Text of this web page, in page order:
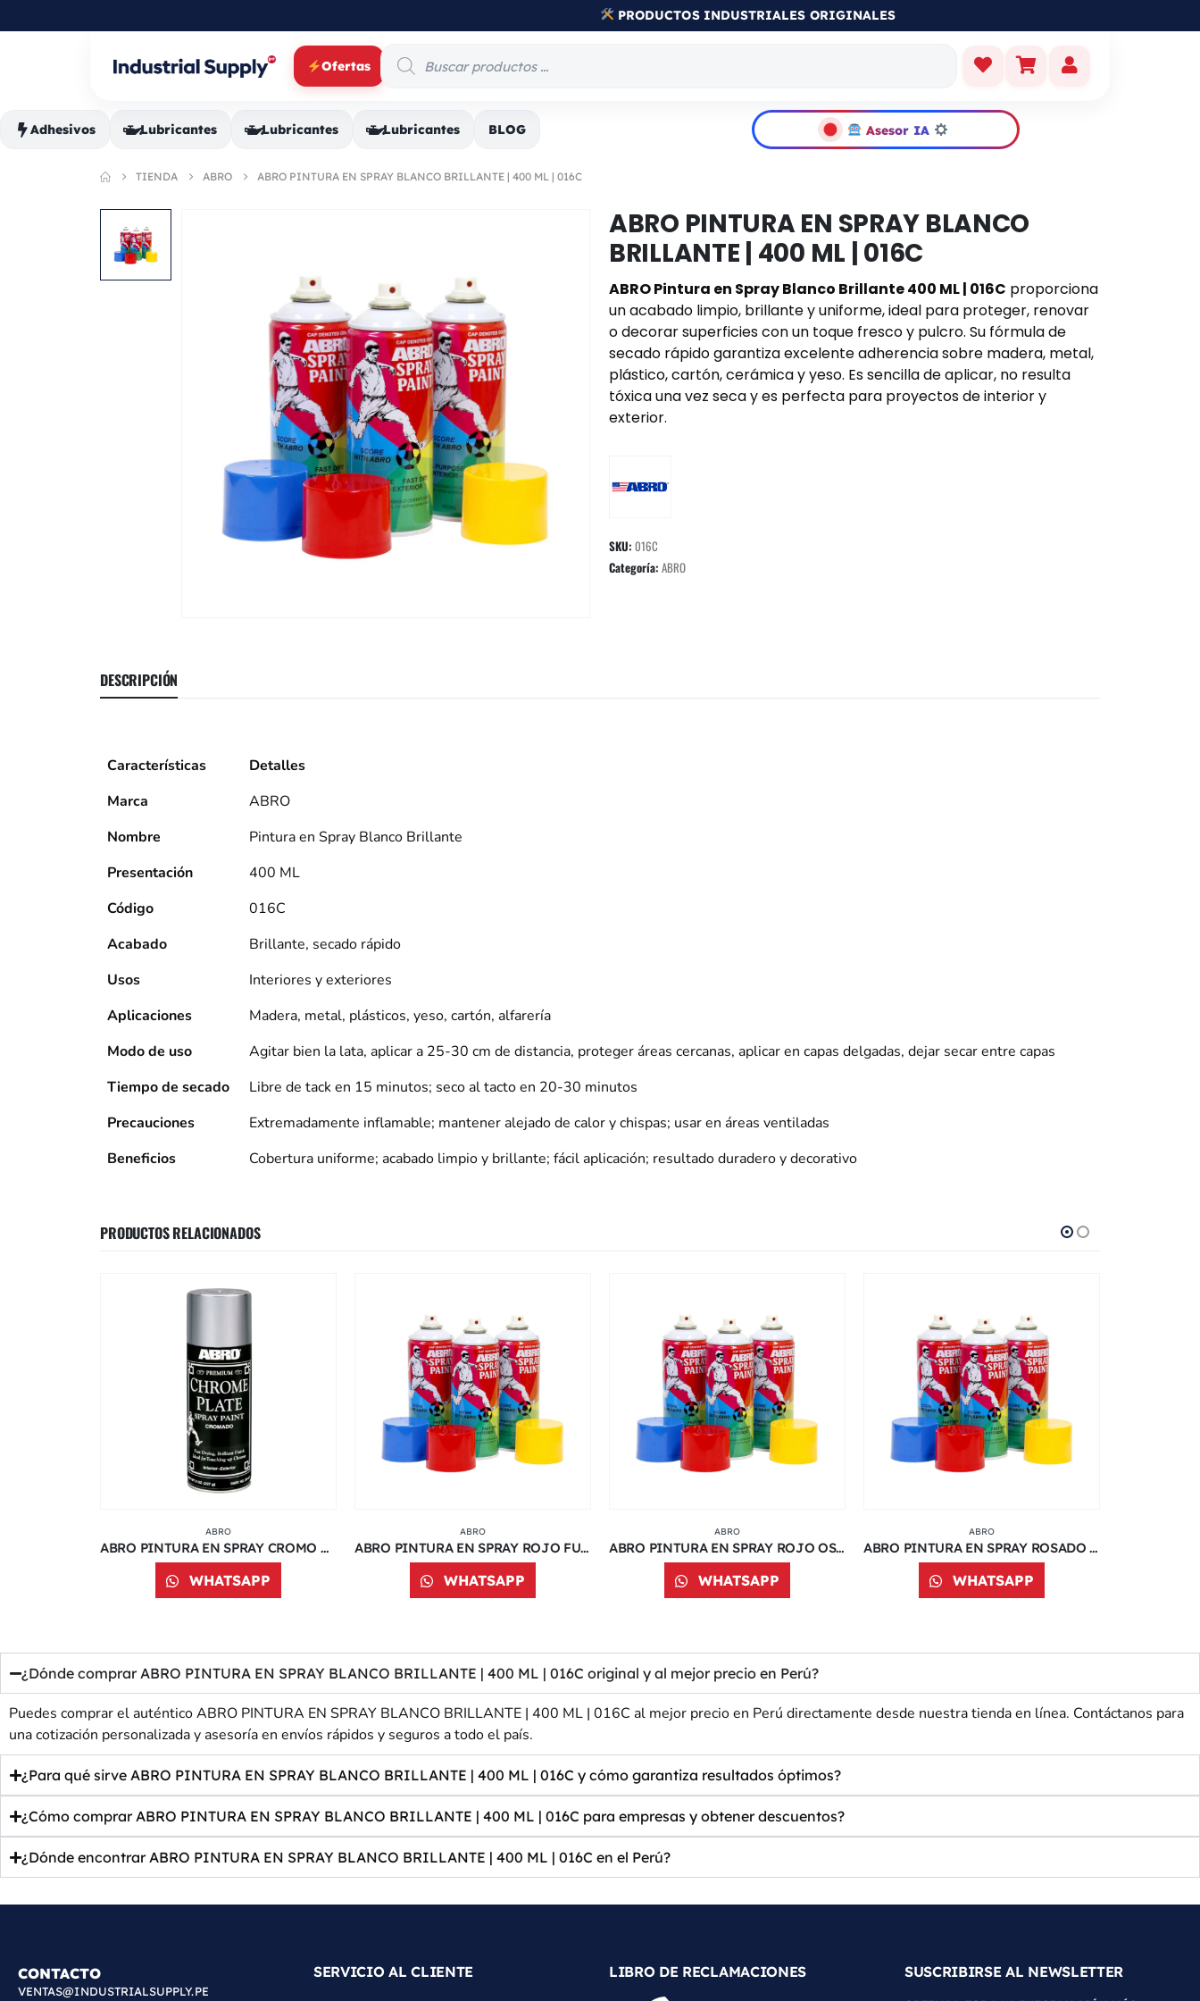
PRODUCTOS INDUSTRIALES ORIGINALES
Ofertas
Adhesivos Lubricantes Lubricantes Lubricantes BLOG Asesor IA
TIENDA ABRO ABRO PINTURA EN SPRAY BLANCO BRILLANTE | 400 ML | 016C
ABRO PINTURA EN SPRAY BLANCO
BRILLANTE | 400 ML | 016C
ABRO Pintura en Spray Blanco Brillante 400 ML | 016C proporciona
un acabado limpio, brillante y uniforme, ideal para proteger, renovar
o decorar superficies con un toque fresco y pulcro. Su fórmula de
secado rápido garantiza excelente adherencia sobre madera, metal,
plástico, cartón, cerámica y yeso. Es sencilla de aplicar, no resulta
tóxica una vez seca y es perfecta para proyectos de interior y
exterior.
SKU: 016C
Categoría: ABRO
DESCRIPCIÓN
Características
Detalles
Marca
ABRO
Nombre
Pintura en Spray Blanco Brillante
Presentación
400 ML
Código
016C
Acabado
Brillante, secado rápido
Usos
Interiores y exteriores
Aplicaciones
Madera, metal, plásticos, yeso, cartón, alfarería
Modo de uso
Agitar bien la lata, aplicar a 25-30 cm de distancia, proteger áreas cercanas, aplicar en capas delgadas, dejar secar entre capas
Tiempo de secado
Libre de tack en 15 minutos; seco al tacto en 20-30 minutos
Precauciones
Extremadamente inflamable; mantener alejado de calor y chispas; usar en áreas ventiladas
Beneficios
Cobertura uniforme; acabado limpio y brillante; fácil aplicación; resultado duradero y decorativo
PRODUCTOS RELACIONADOS
ABRO
ABRO PINTURA EN SPRAY CROMO METÁLICO PREMIUM | 8 OZ | 317C
WHATSAPP
ABRO
ABRO PINTURA EN SPRAY ROJO FUEGO | 400 ML | 073C
WHATSAPP
ABRO
ABRO PINTURA EN SPRAY ROJO OSCURO | 400 ML | 075C
WHATSAPP
ABRO
ABRO PINTURA EN SPRAY ROSADO | 400 ML | 078C
WHATSAPP
¿Dónde comprar ABRO PINTURA EN SPRAY BLANCO BRILLANTE | 400 ML | 016C original y al mejor precio en Perú?
Puedes comprar el auténtico ABRO PINTURA EN SPRAY BLANCO BRILLANTE | 400 ML | 016C al mejor precio en Perú directamente desde nuestra tienda en línea. Contáctanos para
una cotización personalizada y asesoría en envíos rápidos y seguros a todo el país.
¿Para qué sirve ABRO PINTURA EN SPRAY BLANCO BRILLANTE | 400 ML | 016C y cómo garantiza resultados óptimos?
¿Cómo comprar ABRO PINTURA EN SPRAY BLANCO BRILLANTE | 400 ML | 016C para empresas y obtener descuentos?
¿Dónde encontrar ABRO PINTURA EN SPRAY BLANCO BRILLANTE | 400 ML | 016C en el Perú?
CONTACTO
VENTAS@INDUSTRIALSUPPLY.PE
SERVICIO AL CLIENTE
LIBRO DE RECLAMACIONES SUSCRIBIRSE AL NEWSLETTER